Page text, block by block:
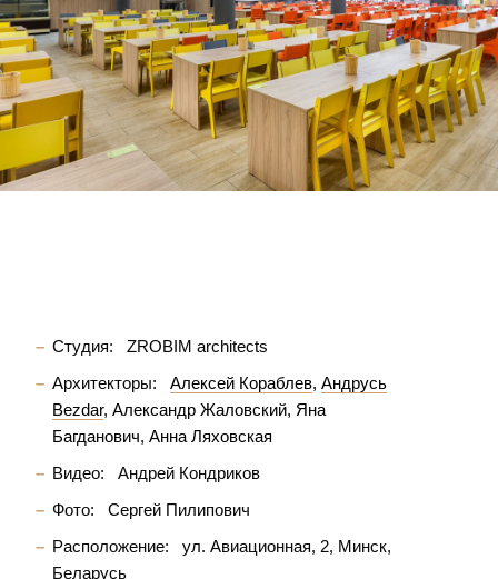
Студия:
ZROBIM architects
Архитекторы:
Алексей Кораблев Андрусь
Bezdar Александр Жаловский Яна
Багданович Анна Ляховская
Видео:
Андрей Кондриков
Фото:
Сергей Пилипович
Расположение:
ул. Авиационная, 2, Минск,
Беларусь